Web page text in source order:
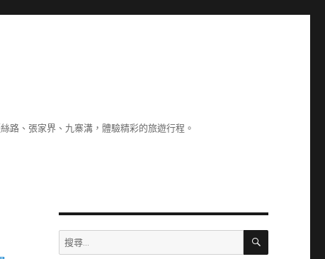
路、張家界、九寨溝，體驗精彩的旅遊行程。
搜
尋
搜